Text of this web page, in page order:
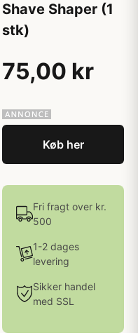
Shave Shaper (1
stk)
75,00 kr
Køb her
Fri fragt over kr.
500
1-2 dages
levering
Sikker handel
med SSL